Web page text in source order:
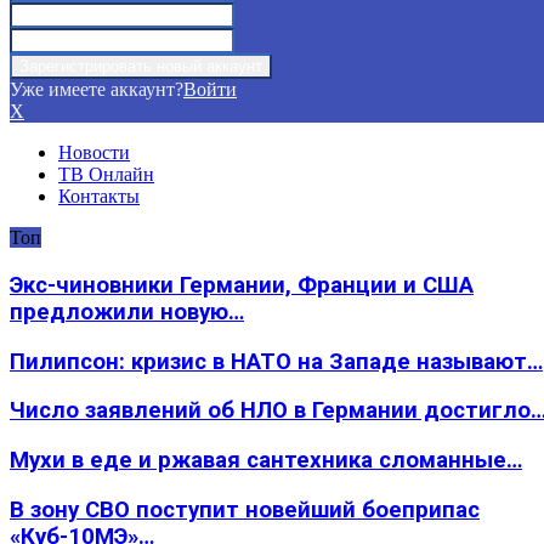
Уже имеете аккаунт?Войти
X
Новости
ТВ Онлайн
Контакты
Топ
Экс-чиновники Германии, Франции и США
предложили новую…
Пилипсон: кризис в НАТО на Западе называют…
Число заявлений об НЛО в Германии
Мухи в еде и ржавая сантехника сломанные…
В зону СВО поступит новейший боеприпас
«Куб-10МЭ»…